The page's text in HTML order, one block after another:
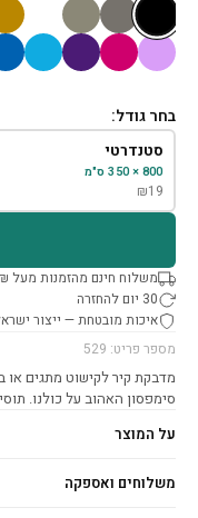
בחר גודל:
סטנדרטי
800 × 350 ס"מ
₪19
משלוח חינם מהזמנות מעל 300₪
30 יום להחזרה
איכות מובטחת — ייצור
מספר פריט: 529
מדבקת קיר לקישוט מתגים או
סימפסון האהוב על כולנו.
על המוצר
משלוחים ואספקה